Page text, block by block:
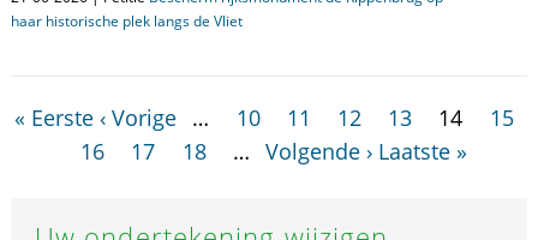
haar historische plek langs de Vliet
« Eerste ‹ Vorige … 10 11 12 13 14
15
16
17 18 … Volgende › Laatste »